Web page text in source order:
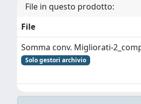
File in questo prodotto:
File
Somma conv. Migliorati-
Solo gestori archivio